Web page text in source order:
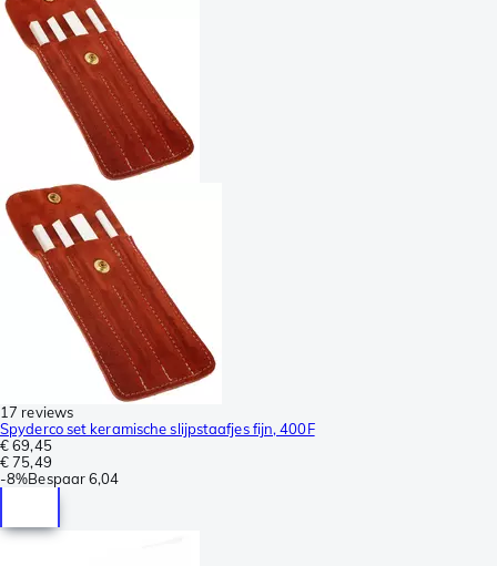
17 reviews
Spyderco set keramische slijpstaafjes fijn, 400F
€ 69,45
€ 75,49
-8%Bespaar6,04